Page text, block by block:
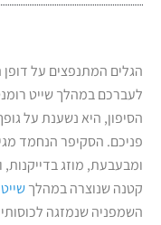
הגלים המתנפצים על דופן
לעברכם במהלך שייט
הסיפון, היא נשענת על
ומבעבעת, מוזג בדייקנות,
קטנה שנוצרה במהלךשייט
השמפניה שנמזגה